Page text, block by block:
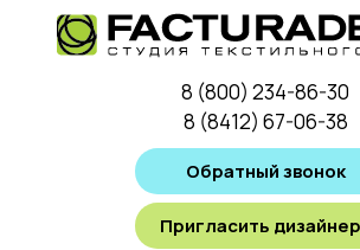
8 (800) 234-86-30
8 (8412) 67-06-38
Обратный звонок
Пригласить